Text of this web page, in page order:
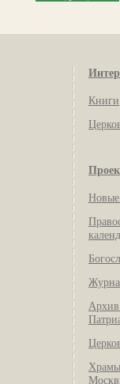
Книги
Новые
Храмы